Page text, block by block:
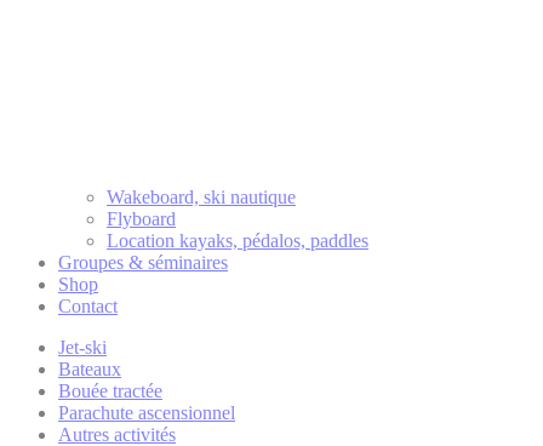
Wakeboard, ski nautique
Flyboard
Location kayaks, pédalos, paddles
Groupes & séminaires
Shop
Contact
Jet-ski
Bateaux
Bouée tractée
Parachute ascensionnel
Autres activités